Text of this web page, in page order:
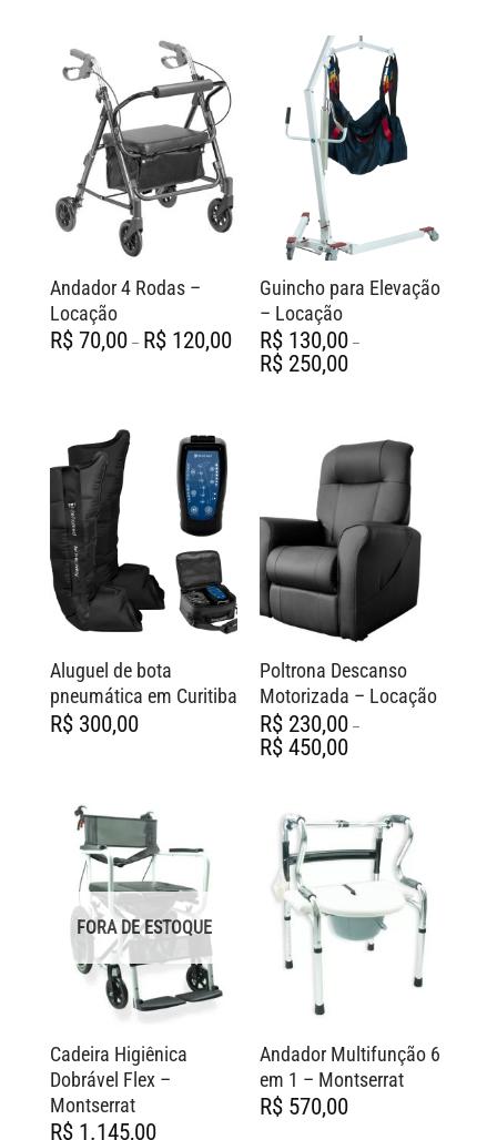
Andador 4 Rodas –
Locação
R$70,00 – R$120,00Faixa
de
preço:
R$ 70,00
Guincho para Elevação
– Locação
R$130,00 –
R$250,00Faixa
de
Aluguel de bota
pneumática em Curitiba
R$300,00
Poltrona Descanso
Motorizada – Locação
R$230,00 –
R$450,00Faixa
de
R$ 450,00
FORA DE ESTOQUE
Cadeira Higiênica
Dobrável Flex –
Montserrat
R$1.145,00
Andador Multifunção 6
em 1 – Montserrat
R$570,00